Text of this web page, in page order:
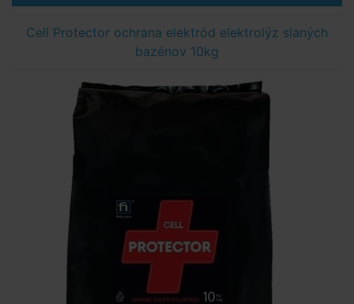
Cell Protector ochrana elektród elektrolýz slaných
bazénov 10kg